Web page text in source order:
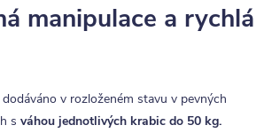
manipulace a rychlá
v rozloženém stavu v pevných
s váhou jednotlivých krabic do 50 kg.